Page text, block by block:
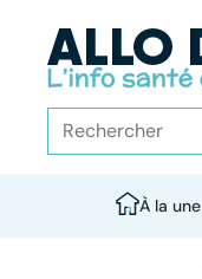
À la une